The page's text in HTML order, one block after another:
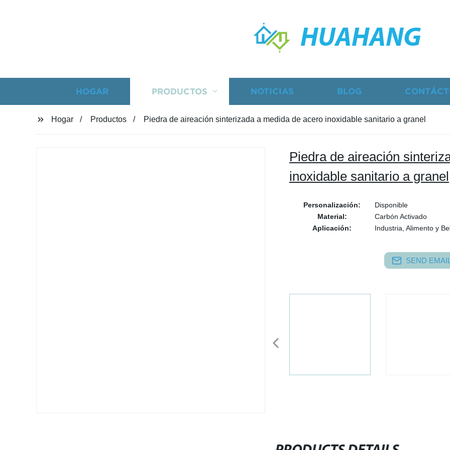
HUAHANG
HOGAR PRODUCTOS NOTICIAS BLOG
Hogar Productos Piedra de aireación sinterizada a medida de acero inoxidable sanitario a granel
Piedra de aireación
inoxidable sanitario a granel
Personalización:
Disponible
Material:
Carbón Activado
Aplicación:
Industria, Alimento y
SEND